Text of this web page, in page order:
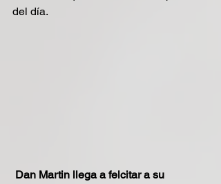
del día.
Dan Martin llega a felcitar a su